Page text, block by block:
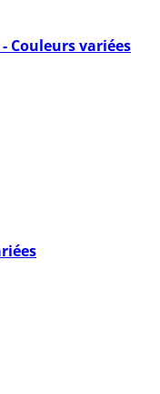
Couleurs variées